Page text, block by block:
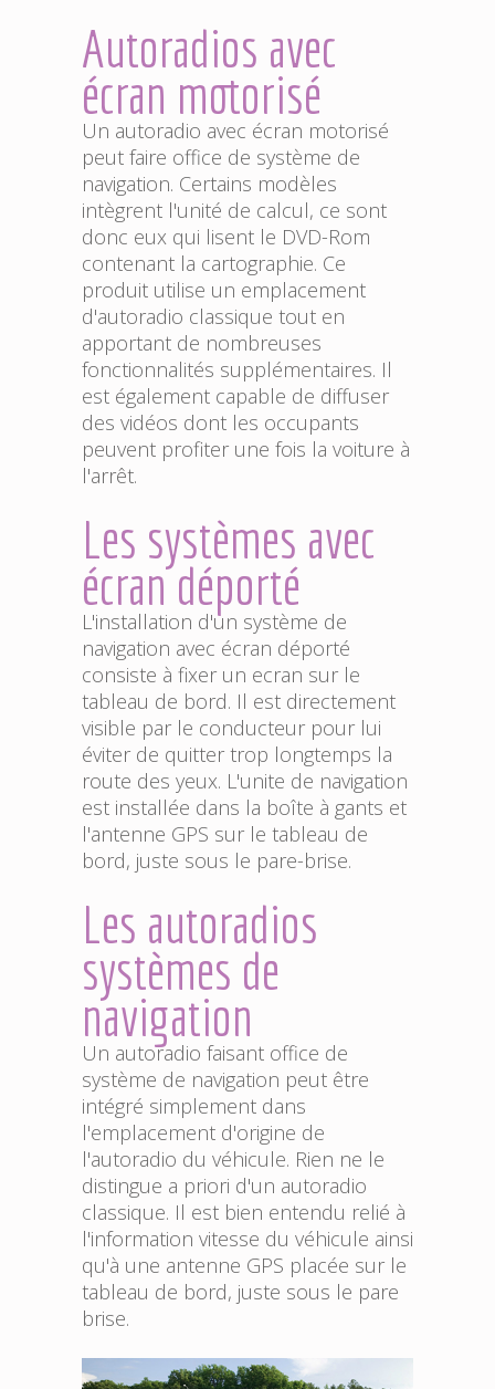
Autoradios avec
écran motorisé
Un autoradio avec écran motorisé
peut faire office de système de
navigation. Certains modèles
intègrent l'unité de calcul, ce sont
donc eux qui lisent le DVD-Rom
contenant la cartographie. Ce
produit utilise un emplacement
d'autoradio classique tout en
apportant de nombreuses
fonctionnalités supplémentaires. Il
est également capable de diffuser
des vidéos dont les occupants
peuvent profiter une fois la voiture à
l'arrêt.
Les systèmes avec
écran déporté
L'installation d'un système de
navigation avec écran déporté
consiste à fixer un ecran sur le
tableau de bord. Il est directement
visible par le conducteur pour lui
éviter de quitter trop longtemps la
route des yeux. L'unite de navigation
est installée dans la boîte à gants et
l'antenne GPS sur le tableau de
bord, juste sous le pare-brise.
Les autoradios
systèmes de
navigation
Un autoradio faisant office de
système de navigation peut être
intégré simplement dans
l'emplacement d'origine de
l'autoradio du véhicule. Rien ne le
distingue a priori d'un autoradio
classique. Il est bien entendu relié à
l'information vitesse du véhicule ainsi
qu'à une antenne GPS placée sur le
tableau de bord, juste sous le pare
brise.